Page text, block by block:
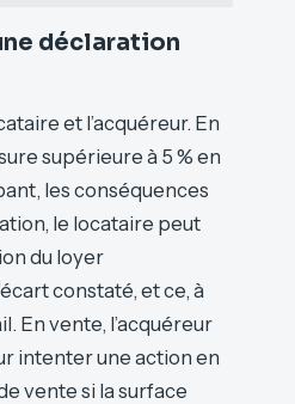
déclaration
et l’acquéreur. En
supérieure à 5 % en
les conséquences
le locataire peut
du loyer
constaté, et ce, à
En vente, l’acquéreur
intenter une action en
vente si la surface